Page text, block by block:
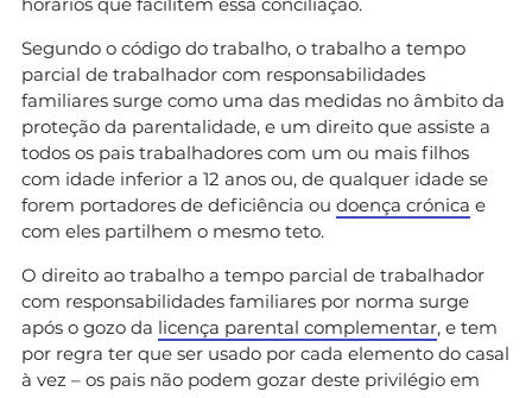
Segundo o código do trabalho, o trabalho a tempo
parcial de trabalhador com responsabilidades
familiares surge como uma das medidas no âmbito da
proteção da parentalidade, e um direito que assiste a
todos os pais trabalhadores com um ou mais filhos
com idade inferior a 12 anos ou, de qualquer idade se
forem portadores de deficiência ou doença crónica e
com eles partilhem o mesmo teto.
O direito ao trabalho a tempo parcial de trabalhador
com responsabilidades familiares por norma surge
após o gozo da licença parental complementar, e tem
por regra ter que ser usado por cada elemento do casal
à vez – os pais não podem gozar deste privilégio em